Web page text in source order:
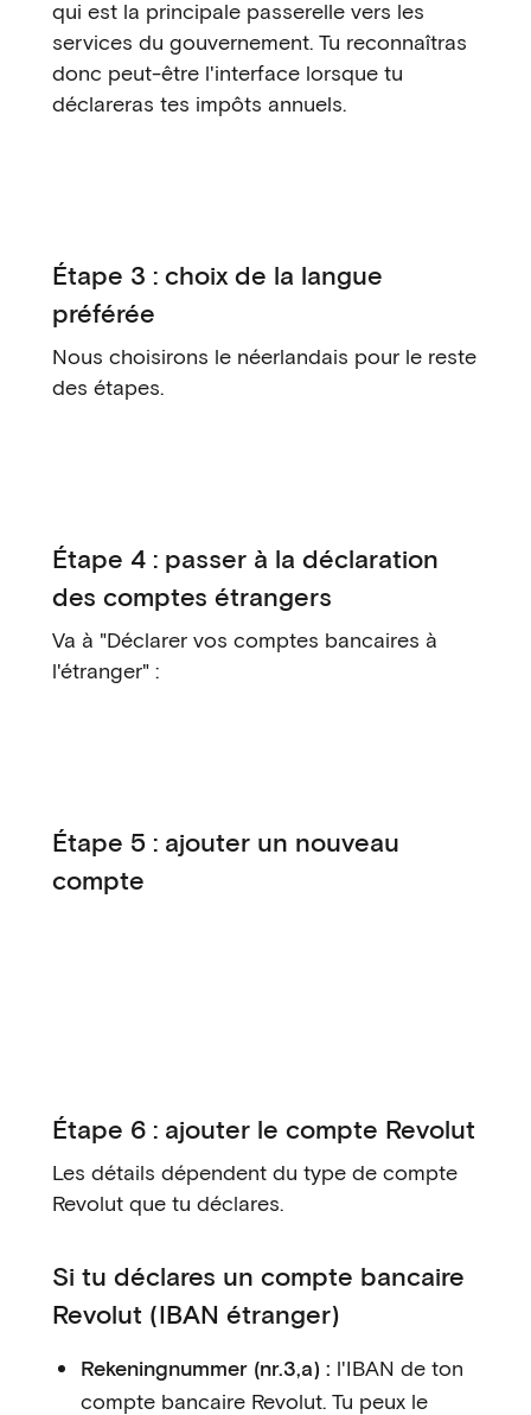
qui est la principale passerelle vers les
services du gouvernement. Tu reconnaîtras
donc peut-être l'interface lorsque tu
déclareras tes impôts annuels.
Étape 3 : choix de la langue
préférée
Nous choisirons le néerlandais pour le reste
des étapes.
Étape 4 : passer à la déclaration
des comptes étrangers
Va à "Déclarer vos comptes bancaires à
l'étranger" :
Étape 5 : ajouter un nouveau
compte
Étape 6 : ajouter le compte Revolut
Les détails dépendent du type de compte
Revolut que tu déclares.
Si tu déclares un compte bancaire
Revolut (IBAN étranger)
Rekeningnummer (nr.3,a) : l'IBAN de ton
compte bancaire Revolut. Tu peux le